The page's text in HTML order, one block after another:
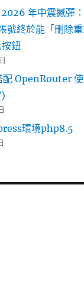
年中震撼彈
號終於能「刪除
鈕
OpenRouter
環境php8.5